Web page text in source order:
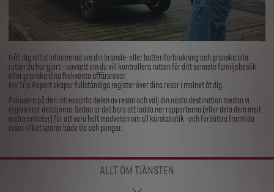
Håll dig alltid informerad om din bränsle- eller batteriförbrukning och granska alla
rutter du har gjort – oavsett om du vill kontrollera rutten för ditt senaste familjebesök
eller granska dina frekventa affärsresor.
My Trip Report skapar fullständiga register över dina resor i molnet åt dig.
Fokusera på den intressanta delen av resan och välj din nästa destination medan vi
registrerar detaljerna. Sedan är det bara att ladda ner rapporterna (eller dela dem med
andra enheter) för att vara helt medveten om all körstatistik - och förbättra framtida
resor vilket sparar både tid och pengar.
ALLT OM TJÄNSTEN